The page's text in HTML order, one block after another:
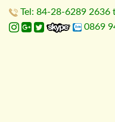
Tel: 84-28-6289 2636
0869